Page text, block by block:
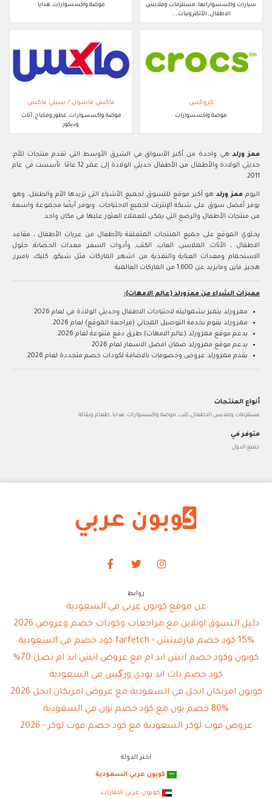
سيارات واكسسواراتها, مستلزمات وملابس
الاطفال, الألكترونيات, ..
موضة واكسسوارات, هدايا
كروكس
موضة واكسسوارات
ماكس فاشون / سيتي ماكس
موضة واكسسوارات, عطور ومكياج, أثاث
وديكور
ممز ورلدهي واحدة من أكبر الأسواق في الشرق الأوسط التي تقدم منتجات للأم,
حديثي الولادة والأطفال من الأطفال حديثي الولادة إلى عمر 12 عامًا. تأسست في عام
2011.
اليوم ممز ورلدهو أكبر موقع للتسوق لجميع الأشياء التي تريدها الأم والطفل، وهو
يوفر أفضل سوق على شبكة الإنترنت لجميع الاحتياجات. ويوفر أيضًا مجموعة واسعة
من منتجات الأطفال والرضع التي يمكن للعملاء العثور عليها في مكان واحد.
يحتوي الموقع على جميع المنتجات المتعلقة بالأطفال من عربات الأطفال ، مقاعد
الاطفال ، الأثاث, الملابس, العاب, الكتب, وأدوات السفر, معدات الحضانة, حلول
الاستحمام ومعدات العناية والتغذية من اشهر الماركات مثل شيكو, كليك, بامبرز,
هجيز, فاين ومايزيد عن 1,600 من الماركات العالمية
مميزات الشراء من ممزورلد (عالم الامهات):
ممزورلد يتميز بشموليته لاحتياجات الاطفال وحديثي الولادة في لعام 2026
ممزورلد يقوم بخدمة التوصيل المجاني (مراجعة الموقع) لعام 2026.
يدعم موقع ممزورلد (عالم الامهات) طرق دفع متنوعة لعام 2026.
يدعم موقع ممزورلد ضمان افضل الاسعار لعام 2026
يقدم ممزورلد عروض وخصومات بالاضافة لكودات خصم متجددة لعام 2026.
أنواع المنتجات
مستلزمات وملابس الاطفال, كتب, موضة واكسسوارات, هدايا, طعام وبقالة
متوفر في
جميع الدول
روابط
عن موقع كوبون عربي في السعودية
دليل التسوق اونلاين مع مراجعات وكودات خصم وعروض 2026
15% كود خصم فارفيتش - farfetch كود خصم في السعودية
كوبون وكود خصم اتش اند ام مع عروض اتش اند ام تصل 70%
كود خصم باث اند بودي ورکس في السعودية
كوبون امريكان ايجل في السعودية مع عروض امريكان ايجل 2026
80% خصم نون مع كود خصم نون في السعودية
عروض فوت لوكر السعودية مع كود خصم فوت لوكر - 2026
اختر الدولة
كوبون عربي السعودية
كوبون عربي الامارات